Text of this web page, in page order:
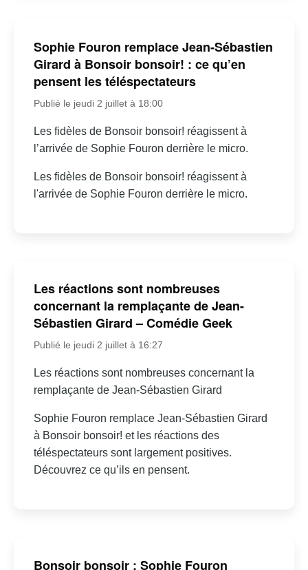
Sophie Fouron remplace Jean-Sébastien
Girard à Bonsoir bonsoir! : ce qu’en
pensent les téléspectateurs
Publié le jeudi 2 juillet à 18:00
Les fidèles de Bonsoir bonsoir! réagissent à
l’arrivée de Sophie Fouron derrière le micro.
Les fidèles de Bonsoir bonsoir! réagissent à
l'arrivée de Sophie Fouron derrière le micro.
Les réactions sont nombreuses
concernant la remplaçante de Jean-
Sébastien Girard – Comédie Geek
Publié le jeudi 2 juillet à 16:27
Les réactions sont nombreuses concernant la
remplaçante de Jean-Sébastien Girard
Sophie Fouron remplace Jean-Sébastien Girard
à Bonsoir bonsoir! et les réactions des
téléspectateurs sont largement positives.
Découvrez ce qu’ils en pensent.
Bonsoir bonsoir : Sophie Fouron